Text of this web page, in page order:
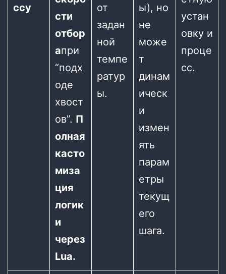
ссу
сти
отбор
апри
“подх
оде
хвост
ов”. П
олная
касто
миза
ция
логик
и
через
Lua.
от
задан
ной
темпе
ратур
ы.
ы), но
не
може
т
динам
ическ
и
измен
ять
парам
етры
текущ
его
шага.
устан
овку и
проце
сс.